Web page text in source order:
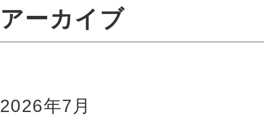
アーカイブ
2026年7月